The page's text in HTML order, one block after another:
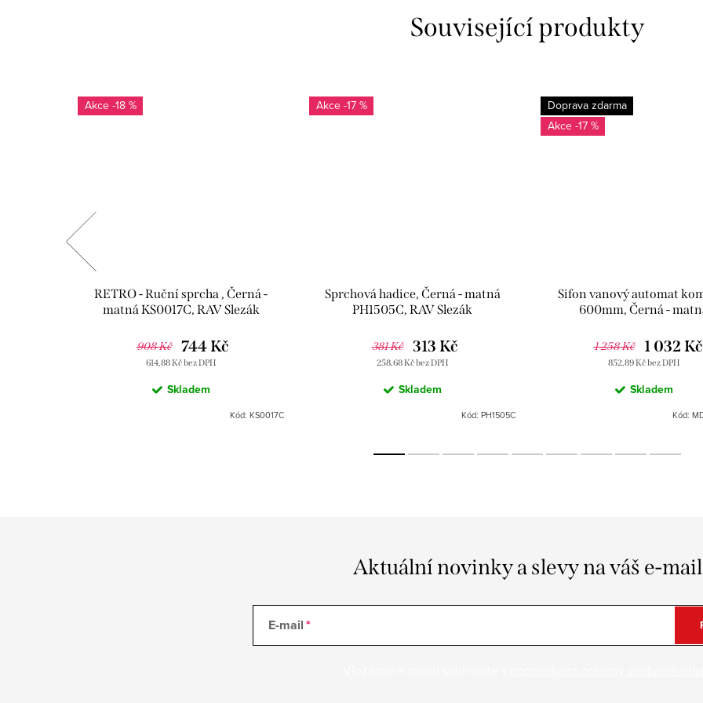
Související produkty
-18 %
RETRO - Ruční sprcha , Černá -
matná KS0017C, RAV Slezák
908 Kč
614,88 Kč bez DPH
744 Kč
Skladem
Kód: KS0017C
-17 %
Sprchová hadice, Černá - matná
PH1505C, RAV Slezák
381 Kč
258,68 Kč bez DPH
313 Kč
Skladem
Kód: PH1505C
Doprava zdarma
-17 %
Sifon vanový automat
600mm, Černá -
1 258 Kč
852,89 Kč bez DPH
1 032 Kč
Skladem
Kód:
Aktuální novinky a slevy na váš e-mail
E-mail